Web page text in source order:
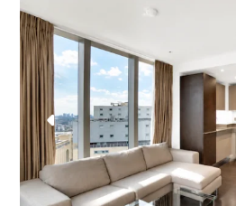
Slide 4 of 4.